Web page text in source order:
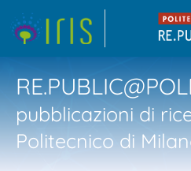
pubblicazioni di
Politecnico di